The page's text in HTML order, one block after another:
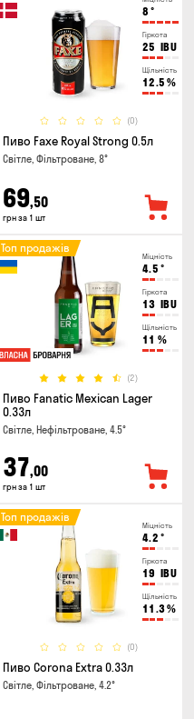
8 °
Гіркота
25 IBU
Щільність
12.5 %
(0)
Пиво Faxe Royal Strong 0.5л
Світле, Фільтроване, 8°
69,50
грн за 1 шт
Міцність
4.5 °
Гіркота
13 IBU
Щільність
11 %
(2)
Топ продажів
Пиво Fanatic Mexican Lager
0.33л
Світле, Нефільтроване, 4.5°
37,00
грн за 1 шт
Міцність
4.2 °
Гіркота
19 IBU
Щільність
11.3%
(0)
Топ продажів
Пиво Corona Extra 0.33л
Світле, Фільтроване, 4.2°